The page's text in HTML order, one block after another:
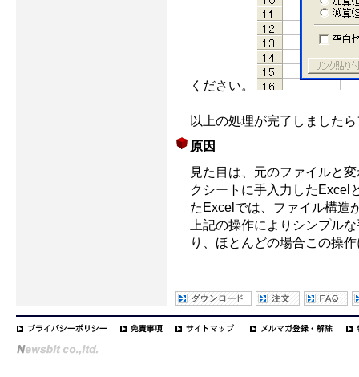
ください。
以上の処理が完了しました
原因
見た目は、元のファイルと
クシートに手入力したExcel
たExcelでは、ファイル構造
上記の操作によりシンプル
り、ほとんどの場合この操